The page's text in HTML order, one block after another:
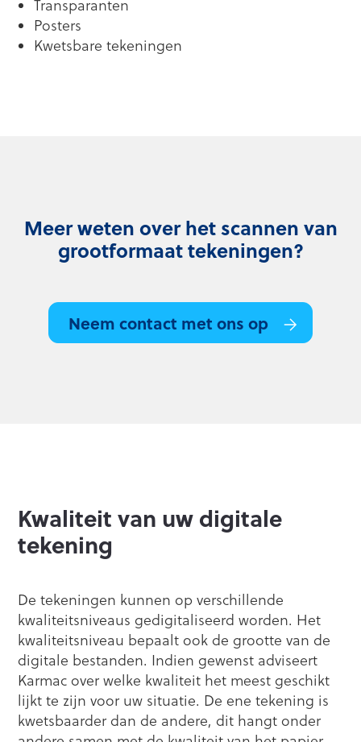
Transparanten
Posters
Kwetsbare tekeningen
Meer weten over het scannen van
grootformaat tekeningen?
Neem contact met ons op
Kwaliteit van uw digitale
tekening
De tekeningen kunnen op verschillende
kwaliteitsniveaus gedigitaliseerd worden. Het
kwaliteitsniveau bepaalt ook de grootte van de
digitale bestanden. Indien gewenst adviseert
Karmac over welke kwaliteit het meest geschikt
lijkt te zijn voor uw situatie. De ene tekening is
kwetsbaarder dan de andere, dit hangt onder